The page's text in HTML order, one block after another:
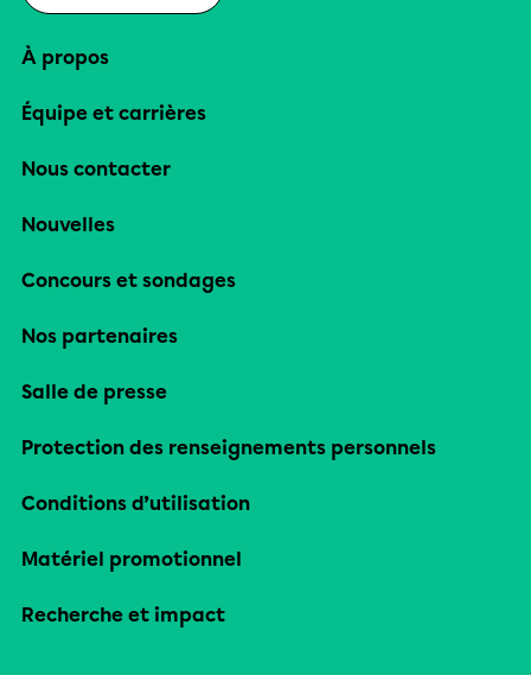
À propos
Équipe et carrières
Nous contacter
Nouvelles
Concours et sondages
Nos partenaires
Salle de presse
Protection des renseignements personnels
Conditions d’utilisation
Matériel promotionnel
Recherche et impact